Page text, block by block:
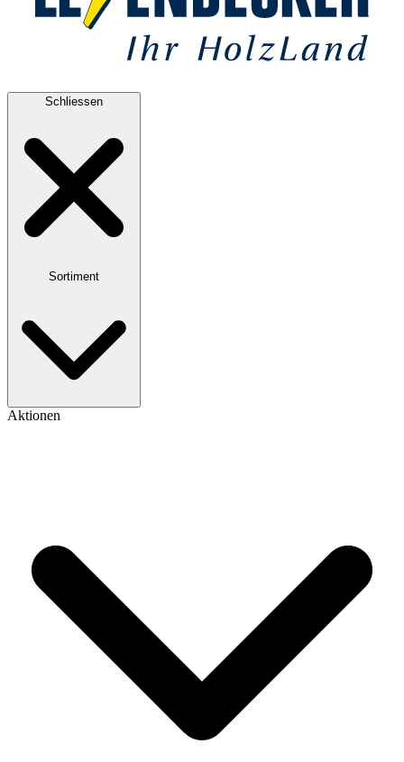
Schliessen
Sortiment
Aktionen